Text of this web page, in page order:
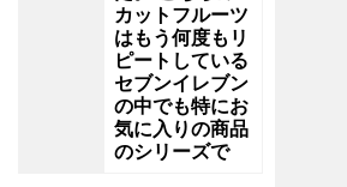
カットフルーツ
はもう何度もリ
ピートしている
セブンイレブン
の中でも特にお
気に入りの商品
のシリーズで